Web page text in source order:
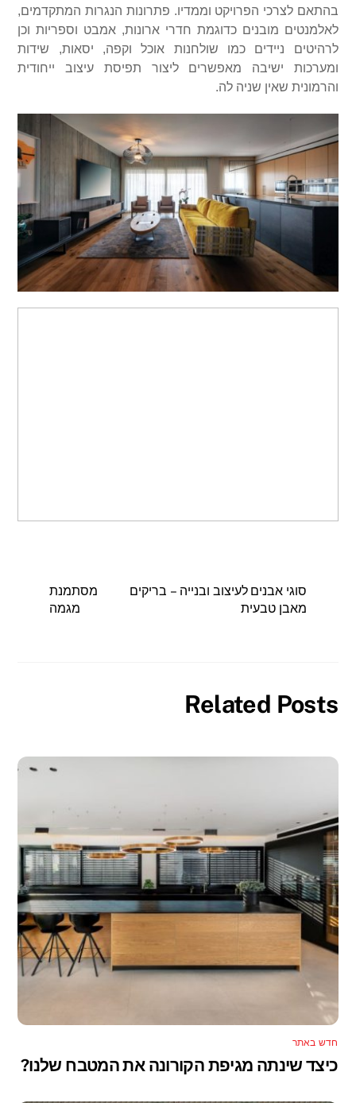
בהתאם לצרכי הפרויקט וממדיו. פתרונות הנגרות המתקדמים,
לאלמנטים מובנים כדוגמת חדרי ארונות, אמבט וספריות וכן
לרהיטים ניידים כמו שולחנות אוכל וקפה, יסאות, שידות
ומערכות ישיבה מאפשרים ליצור תפיסת עיצוב ייחודית
והרמונית שאין שניה לה.
סוגי אבנים לעיצוב ובנייה – בריקים
מאבן טבעית
מסתמנת
מגמה
Related Posts
חדש באתר
כיצד שינתה מגיפת הקורונה את המטבח שלנו?